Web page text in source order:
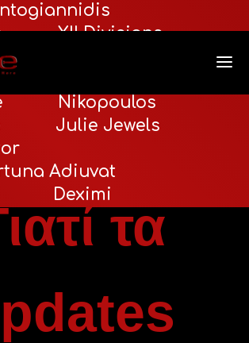
Hosting & Ασφάλεια
Ασφάλεια & Updates
Γράφτηκε από:
τα
XII Divisions
Tours
Nikopoulos
Julie Jewels
Adiuvat
Deximi